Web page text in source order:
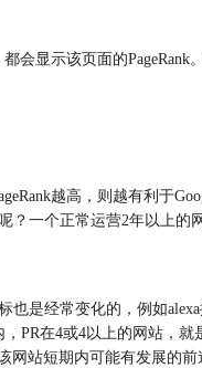
显示该页面的PageRank
越高，则越有利于
？一个正常运营2年以上的
经常变化的，例如alexa
PR在4或4以上的网站，
网站短期内可能有发展的